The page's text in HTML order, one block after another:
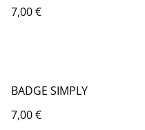
7,00 €
BADGE SIMPLY
7,00 €